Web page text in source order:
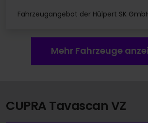
Fahrzeugangebot der Hülpert SK
Mehr Fahrzeuge
CUPRA Tavascan VZ